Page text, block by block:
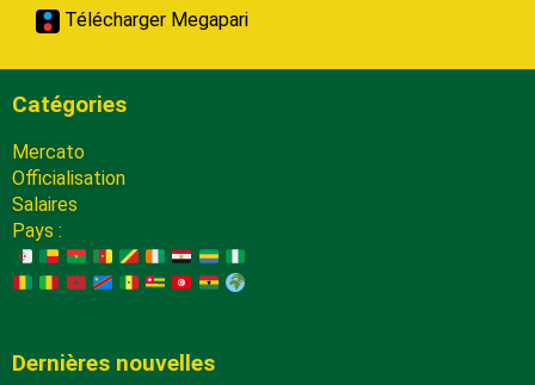
Télécharger Megapari
Catégories
Mercato
Officialisation
Salaires
Pays :
Dernières nouvelles